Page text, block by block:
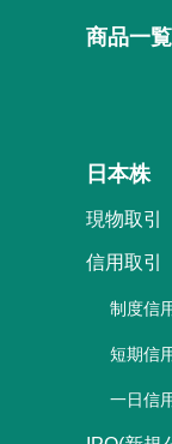
商品一覧
日本株
現物取引
信用取引
制度信
短期信
一日信